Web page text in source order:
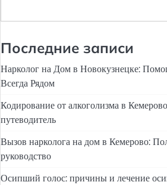
Последние записи
Нарколог на Дом в Новокузнецке:
Всегда Рядом
Кодирование от алкоголизма в
путеводитель
Вызов нарколога на дом в Кемерово:
руководство
Осипший голос: причины и лечение